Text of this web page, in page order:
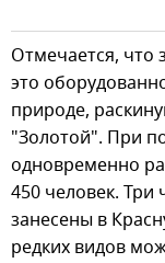
Отмечается, что
это
природе,
"Золотой". При
одновременно
450 человек. Три
занесены в
редких видов